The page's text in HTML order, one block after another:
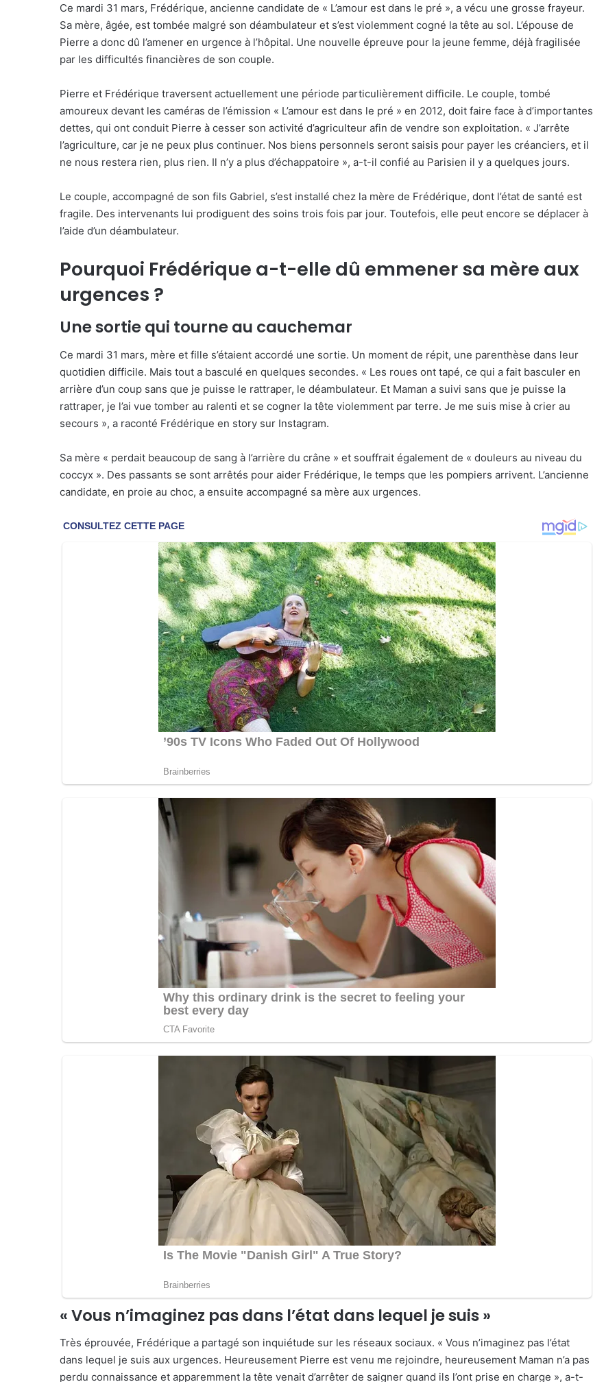
Ce mardi 31 mars, Frédérique, ancienne candidate de « L’amour est dans le pré », a vécu une grosse frayeur.
Sa mère, âgée, est tombée malgré son déambulateur et s’est violemment cogné la tête au sol. L’épouse de
Pierre a donc dû l’amener en urgence à l’hôpital. Une nouvelle épreuve pour la jeune femme, déjà fragilisée
par les difficultés financières de son couple.
Pierre et Frédérique traversent actuellement une période particulièrement difficile. Le couple, tombé
amoureux devant les caméras de l’émission « L’amour est dans le pré » en 2012, doit faire face à d’importantes
dettes, qui ont conduit Pierre à cesser son activité d’agriculteur afin de vendre son exploitation. « J’arrête
l’agriculture, car je ne peux plus continuer. Nos biens personnels seront saisis pour payer les créanciers, et il
ne nous restera rien, plus rien. Il n’y a plus d’échappatoire », a-t-il confié au Parisien il y a quelques jours.
Le couple, accompagné de son fils Gabriel, s’est installé chez la mère de Frédérique, dont l’état de santé est
fragile. Des intervenants lui prodiguent des soins trois fois par jour. Toutefois, elle peut encore se déplacer à
l’aide d’un déambulateur.
Pourquoi Frédérique a-t-elle dû emmener sa mère aux
urgences ?
Une sortie qui tourne au cauchemar
Ce mardi 31 mars, mère et fille s’étaient accordé une sortie. Un moment de répit, une parenthèse dans leur
quotidien difficile. Mais tout a basculé en quelques secondes. « Les roues ont tapé, ce qui a fait basculer en
arrière d’un coup sans que je puisse le rattraper, le déambulateur. Et Maman a suivi sans que je puisse la
rattraper, je l’ai vue tomber au ralenti et se cogner la tête violemment par terre. Je me suis mise à crier au
secours », a raconté Frédérique en story sur Instagram.
Sa mère « perdait beaucoup de sang à l’arrière du crâne » et souffrait également de « douleurs au niveau du
coccyx ». Des passants se sont arrêtés pour aider Frédérique, le temps que les pompiers arrivent. L’ancienne
candidate, en proie au choc, a ensuite accompagné sa mère aux urgences.
« Vous n’imaginez pas dans l’état dans lequel je suis »
Très éprouvée, Frédérique a partagé son inquiétude sur les réseaux sociaux. « Vous n’imaginez pas l’état
dans lequel je suis aux urgences. Heureusement Pierre est venu me rejoindre, heureusement Maman n’a pas
perdu connaissance et apparemment la tête venait d’arrêter de saigner quand ils l’ont prise en charge », a-t-